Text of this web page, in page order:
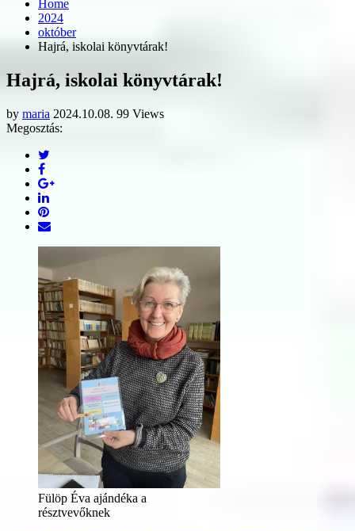
Home
2024
október
Hajrá, iskolai könyvtárak!
Hajrá, iskolai könyvtárak!
by maria 2024.10.08. 99 Views
Megosztás:
Fülöp Éva ajándéka a
résztvevőknek